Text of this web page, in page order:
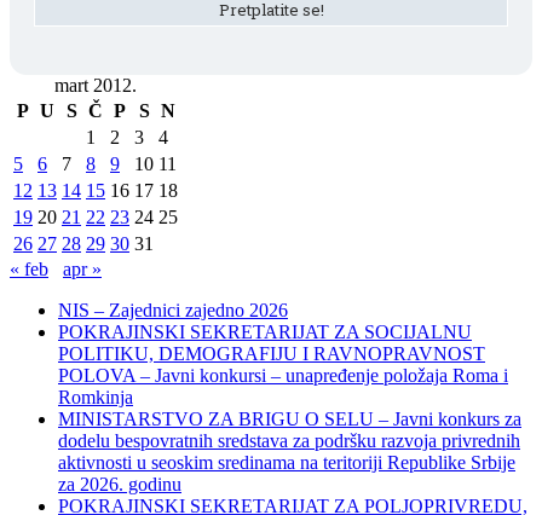
mart 2012.
P U S Č P S N
1
2 3
4
5
6 7 8 9 10 11
12 13 14 15 16 17 18
19 20 21 22 23 24 25
26 27 28 29 30 31
« feb
apr »
NIS – Zajednici zajedno 2026
POKRAJINSKI SEKRETARIJAT ZA SOCIJALNU
POLITIKU, DEMOGRAFIJU I RAVNOPRAVNOST
POLOVA – Javni konkursi – unapređenje položaja Roma i
Romkinja
MINISTARSTVO ZA BRIGU O SELU – Javni konkurs za
dodelu bespovratnih sredstava za podršku razvoja privrednih
aktivnosti u seoskim sredinama na teritoriji Republike Srbije
za 2026. godinu
POKRAJINSKI SEKRETARIJAT ZA POLJOPRIVREDU,